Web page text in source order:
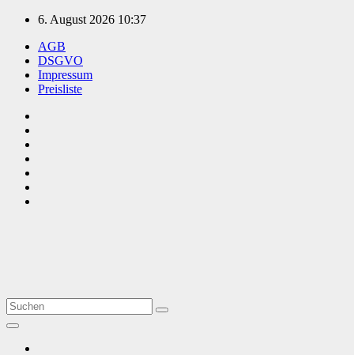
Zum
springen
6. August 2026 10:37
AGB
DSGVO
Impressum
Preisliste